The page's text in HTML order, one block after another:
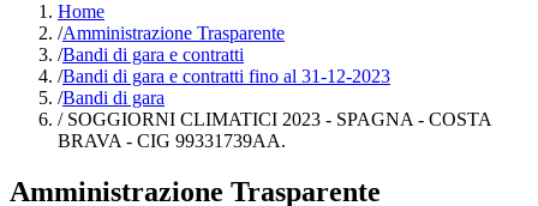
Home
/Amministrazione Trasparente
/Bandi di gara e contratti
/Bandi di gara e contratti fino al 31-12-2023
/Bandi di gara
/SOGGIORNI CLIMATICI 2023 - SPAGNA - COSTA
BRAVA - CIG 99331739AA.
Amministrazione Trasparente